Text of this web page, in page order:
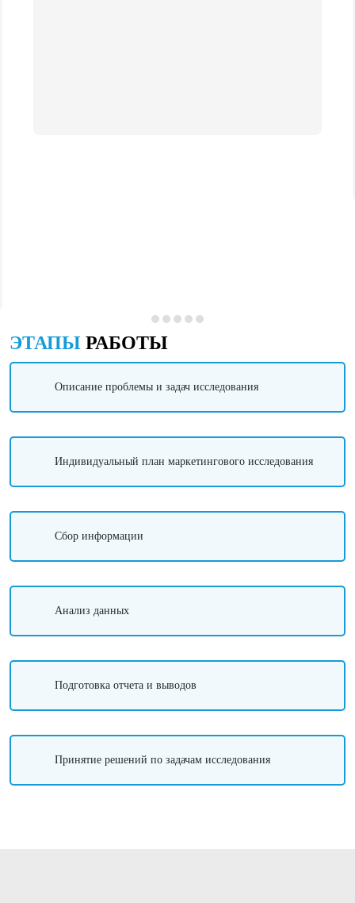
ЭТАПЫ РАБОТЫ
Описание проблемы и задач исследования
Индивидуальный план маркетингового исследования
Сбор информации
Анализ данных
Подготовка отчета и выводов
Принятие решений по задачам исследования